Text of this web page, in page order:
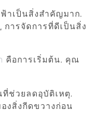
าเป็นสิ่งสำคัญมาก.
การจัดการที่ดีเป็นสิ่ง
คือการเริ่มต้น. คุณ
ช่วยลดอุบัติเหตุ.
งสิ่งกีดขวางก่อน